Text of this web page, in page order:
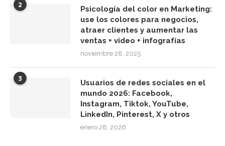
2
Psicología del color en Marketing:
use los colores para negocios,
atraer clientes y aumentar las
ventas + video + infografías
noviembre 28, 2025
3
Usuarios de redes sociales en el
mundo 2026: Facebook,
Instagram, Tiktok, YouTube,
LinkedIn, Pinterest, X y otros
enero 28, 2026